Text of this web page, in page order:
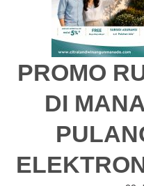
PROMO
DI